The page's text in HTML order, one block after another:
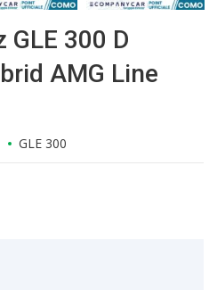
GLE 300 D
AMG Line
GLE 300